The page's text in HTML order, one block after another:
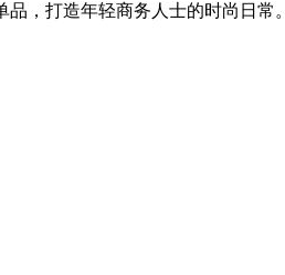
，打造年轻商务人士的时尚日常。